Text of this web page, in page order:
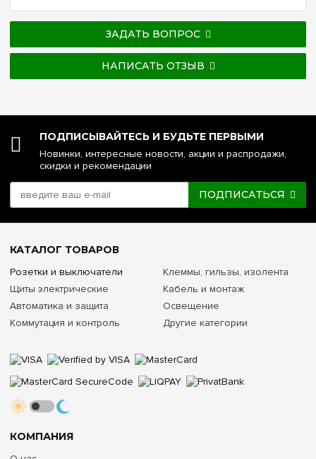
ЗАДАТЬ ВОПРОС
НАПИСАТЬ ОТЗЫВ
ПОДПИСЫВАЙТЕСЬ И БУДЬТЕ ПЕРВЫМИ
Новинки, интересные новости, акции и распродажи,
скидки и рекомендации
ПОДПИСАТЬСЯ
КОМПАНИЯ
КАТАЛОГ ТОВАРОВ
Розетки и выключатели
Щиты электрические
Автоматика и защита
Коммутация и контроль
Клеммы, гильзы, изолента
Кабель и монтаж
Освещение
Другие категории